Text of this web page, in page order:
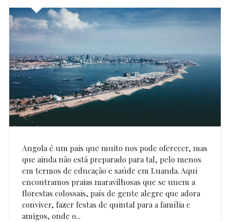
Angola é um pais que muito nos pode oferecer, mas
que ainda não está preparado para tal, pelo menos
em termos de educação e saúde em Luanda. Aqui
encontramos praias maravilhosas que se unem a
florestas colossais, país de gente alegre que adora
conviver, fazer festas de quintal para a família e
amigos, onde o...